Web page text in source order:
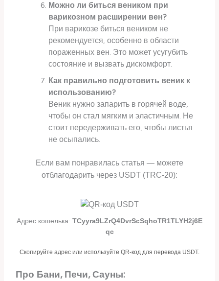
Можно ли биться веником при
варикозном расширении вен?
При варикозе биться веником не
рекомендуется, особенно в области
пораженных вен. Это может усугубить
состояние и вызвать дискомфорт.
Как правильно подготовить веник к
использованию?
Веник нужно запарить в горячей воде,
чтобы он стал мягким и эластичным. Не
стоит передерживать его, чтобы листья
не осыпались.
Если вам понравилась статья — можете
отблагодарить через USDT (TRC-20):
Адрес кошелька: TCyyra9LZrQ4DvrScSqhoTR1TLYH2j6E
qc
Скопируйте адрес или используйте QR-код для перевода USDT.
Про Бани, Печи, Сауны: